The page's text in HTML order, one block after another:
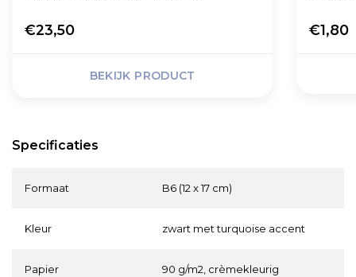
Specificaties
Formaat B6 (12 x 17 cm)
Kleur zwart met turquoise accent
Papier 90 g/m2, crèmekleurig
€23,50
BEKIJK PRODUCT
€1,80